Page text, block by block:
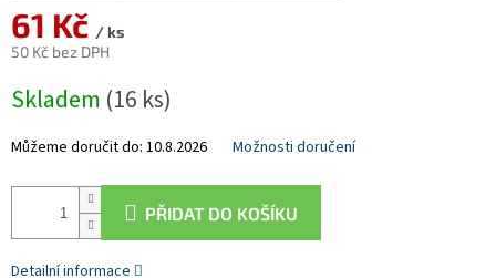
61 Kč / ks
50 Kč bez DPH
cena:
Skladem (16 ks)
Můžeme doručit do: 10.8.2026 Možnosti doručení
PŘIDAT DO KOŠÍKU
Detailní informace